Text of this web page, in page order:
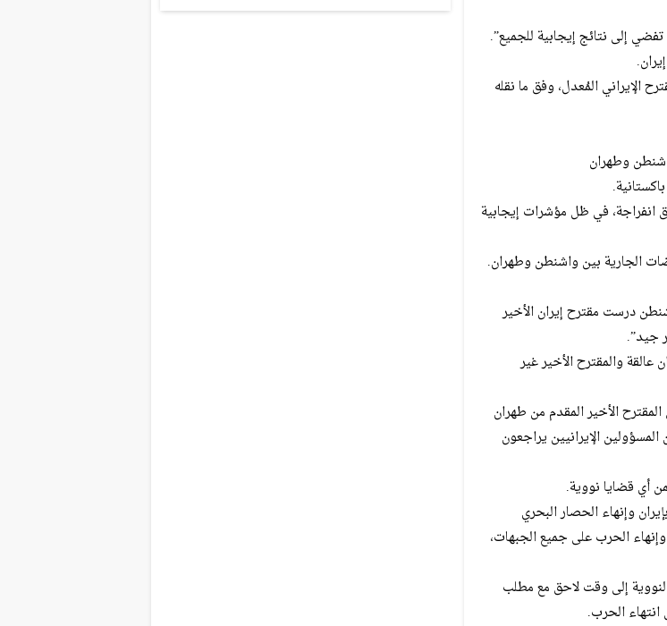
إلى نتائج إيجابية للجميع”.
الإيراني المُعدل، وفق ما نقله
وطهران
انفراجة، في ظل مؤشرات إيجابية
الجارية بين واشنطن وطهران.
درست مقترح إيران الأخير
جيد”.
عالقة والمقترح الأخير غير
المقترح الأخير المقدم من طهران
الإيرانيين يراجعون
وإنهاء الحصار البحري
الحرب على جميع الجبهات،
إلى وقت لاحق مع مطلب
انتهاء الحرب.